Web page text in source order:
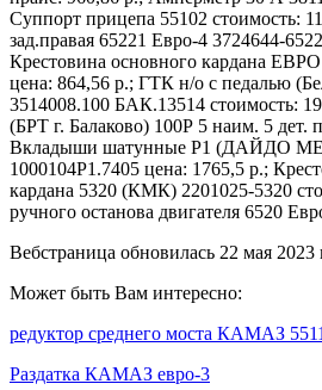
Суппорт прицепа 55102 стоимость:
зад.правая 65221 Евро-4 3724644-
Крестовина основного кардана
цена: 864,56 р.; ГТК н/о с педалью
3514008.100 БАК.13514 стоимость:
(БРТ г. Балаково) 100Р 5 наим. 5 дет.
Вкладыши шатунные Р1 (ДАЙДО
1000104Р1.7405 цена: 1765,5 р.;
кардана 5320 (КМК) 2201025-5320
ручного останова двигателя 6520
Вебстраница обновилась 22 мая 2023
Может быть Вам интересно:
редуктор среднего моста КАМАЗ 5511
Раздатка КАМАЗ евро-3